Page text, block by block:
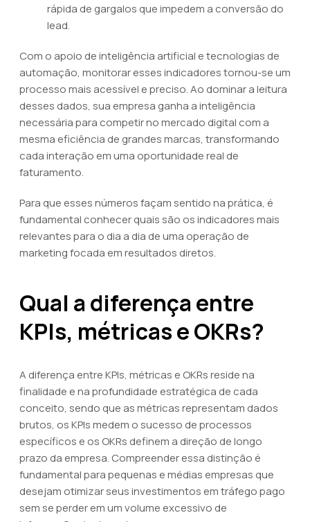
rápida de gargalos que impedem a conversão do
lead.
Com o apoio de inteligência artificial e tecnologias de
automação, monitorar esses indicadores tornou-se um
processo mais acessível e preciso. Ao dominar a leitura
desses dados, sua empresa ganha a inteligência
necessária para competir no mercado digital com a
mesma eficiência de grandes marcas, transformando
cada interação em uma oportunidade real de
faturamento.
Para que esses números façam sentido na prática, é
fundamental conhecer quais são os indicadores mais
relevantes para o dia a dia de uma operação de
marketing focada em resultados diretos.
Qual a diferença entre
KPIs, métricas e OKRs?
A diferença entre KPIs, métricas e OKRs reside na
finalidade e na profundidade estratégica de cada
conceito, sendo que as métricas representam dados
brutos, os KPIs medem o sucesso de processos
específicos e os OKRs definem a direção de longo
prazo da empresa. Compreender essa distinção é
fundamental para pequenas e médias empresas que
desejam otimizar seus investimentos em tráfego pago
sem se perder em um volume excessivo de